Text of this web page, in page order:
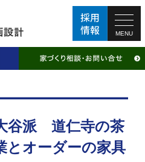
MENU
谷派 道仁寺の茶
とオーダーの家具